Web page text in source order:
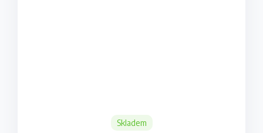
Skladem